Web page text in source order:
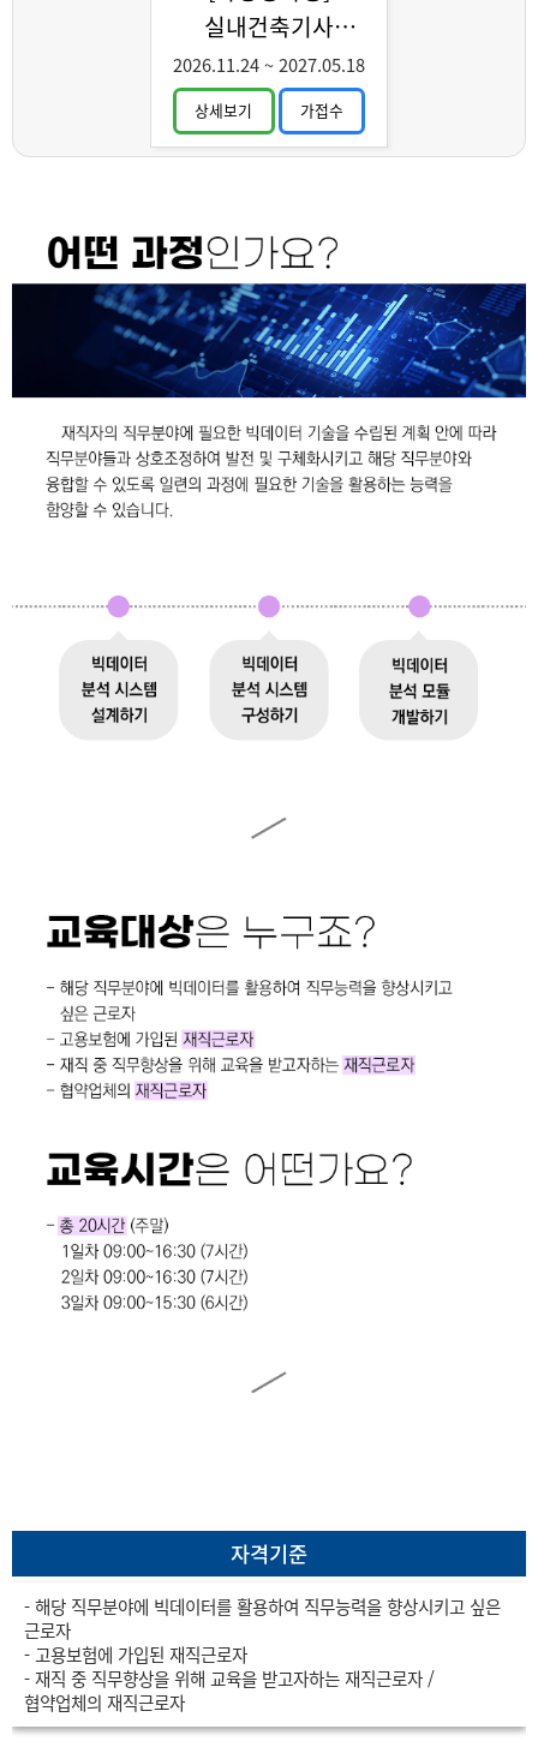
실내건축기사
취득과정 C
2026.11.24~2027.05.18
상세보기 가접수
자격기준
- 해당 직무분야에 빅데이터를 활용하여 직무능력을 향상시키고 싶은
근로자
- 고용보험에 가입된 재직근로자
- 재직 중 직무향상을 위해 교육을 받고자하는 재직근로자 /
협약업체의 재직근로자